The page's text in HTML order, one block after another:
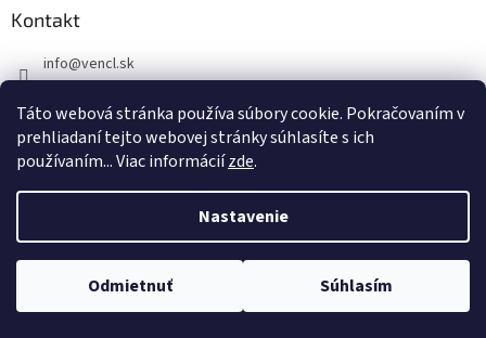
Táto webová stránka používa súbory cookie. Pokračovaním v
prehliadaní tejto webovej stránky súhlasíte s ich
používaním... Viac informáciízde.
Nastavenie
Odmietnuť Súhlasím
Tento e-shop je určený výhradne pre firmy a podnikateľov (B2B).
Kontakt
info@vencl.sk
Vytvoril Shoptet
Copyright 2026 . Všetky práva vyhradené.